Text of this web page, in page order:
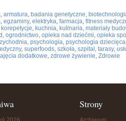
, armatura, badania genetyczne,
, egzaminy, elektryka, farmacja, fitness
korepetycje, kuchnia, kulinaria, materiały
, ogrodnictwo, opieka nad dziećmi, opieka
, psychologia, psychologia dziecięca
, superfoods, szkoła, szpital , tarasy,
dodatkowe, zdrowe żywienie, Zdrowie
Strony